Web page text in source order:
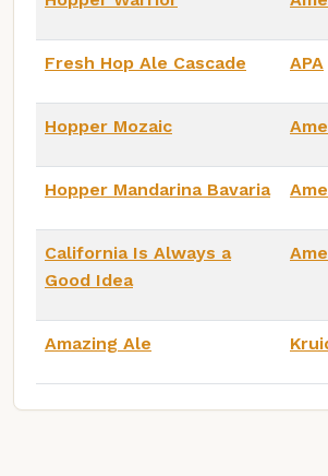
Fresh Hop Ale Cascade APA
Hopper Mozaic
Hopper Mandarina Bavaria
California Is Always a
Good Idea
Amazing Ale